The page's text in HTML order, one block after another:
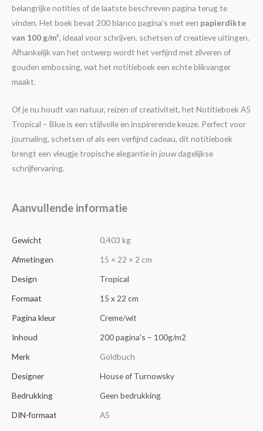
belangrijke notities of de laatste beschreven pagina terug te
vinden. Het boek bevat 200 blanco pagina’s met een papierdikte
van 100 g/m², ideaal voor schrijven, schetsen of creatieve uitingen.
Afhankelijk van het ontwerp wordt het verfijnd met zilveren of
gouden embossing, wat het notitieboek een echte blikvanger
maakt.
Of je nu houdt van natuur, reizen of creativiteit, het Notitieboek A5
Tropical – Blue is een stijlvolle en inspirerende keuze. Perfect voor
journaling, schetsen of als een verfijnd cadeau, dit notitieboek
brengt een vleugje tropische elegantie in jouw dagelijkse
schrijfervaring.
Aanvullende informatie
Gewicht
0,403 kg
Afmetingen
15 × 22 × 2 cm
Design
Tropical
Formaat
15 x 22 cm
Pagina kleur
Creme/wit
Inhoud
200 pagina's – 100g/m2
Merk
Goldbuch
Designer
House of Turnowsky
Bedrukking
Geen bedrukking
DIN-formaat
A5